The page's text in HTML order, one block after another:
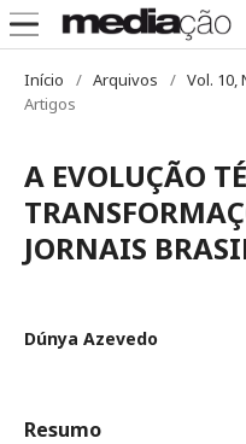
Início / Arquivos / Vol. 10,
Artigos
A EVOLUÇÃO
JORNAIS
Dúnya Azevedo
Resumo